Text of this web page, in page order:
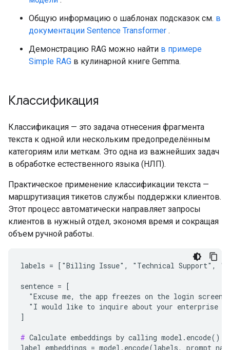
Общую информацию о шаблонах подсказок см. в
документации Sentence Transformer .
Демонстрацию RAG можно найти в примере
Simple RAG в кулинарной книге Gemma.
Классификация
Классификация — это задача отнесения фрагмента
текста к одной или нескольким предопределённым
категориям или меткам. Это одна из важнейших задач
в обработке естественного языка (НЛП).
Практическое применение классификации текста —
маршрутизация тикетов службы поддержки клиентов.
Этот процесс автоматически направляет запросы
клиентов в нужный отдел, экономя время и сокращая
объем ручной работы.
labels = ["Billing Issue", "Technical Support",
sentence = [
"Excuse me, the app freezes on the login
"I would like to inquire about your enterprise
]
# Calculate embeddings by calling model.encode()
label_embeddings = model.encode(labels,